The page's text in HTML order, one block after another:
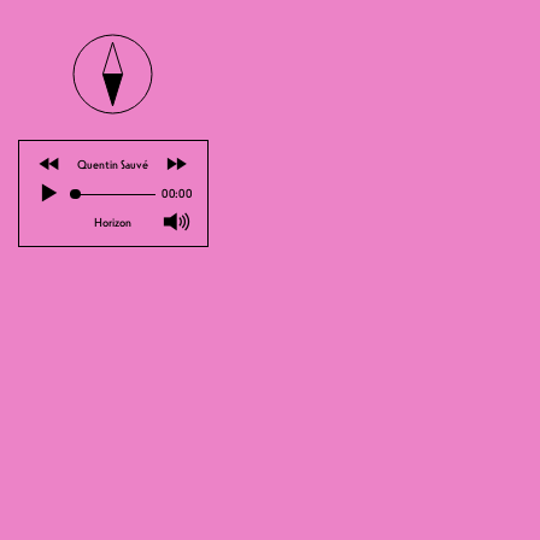
⏪ Quentin Sauvé
⏩
▶
00:00
Horizon 🔊
T'en as sec de perdre contre
Enfin seulement si ta culture
HARDCORE! Dans le cas où tu
Du coup, tu penses avoir une